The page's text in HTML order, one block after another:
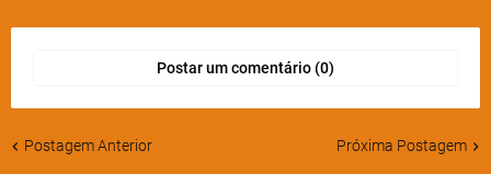
Postar um comentário (0)
Postagem Anterior Próxima Postagem